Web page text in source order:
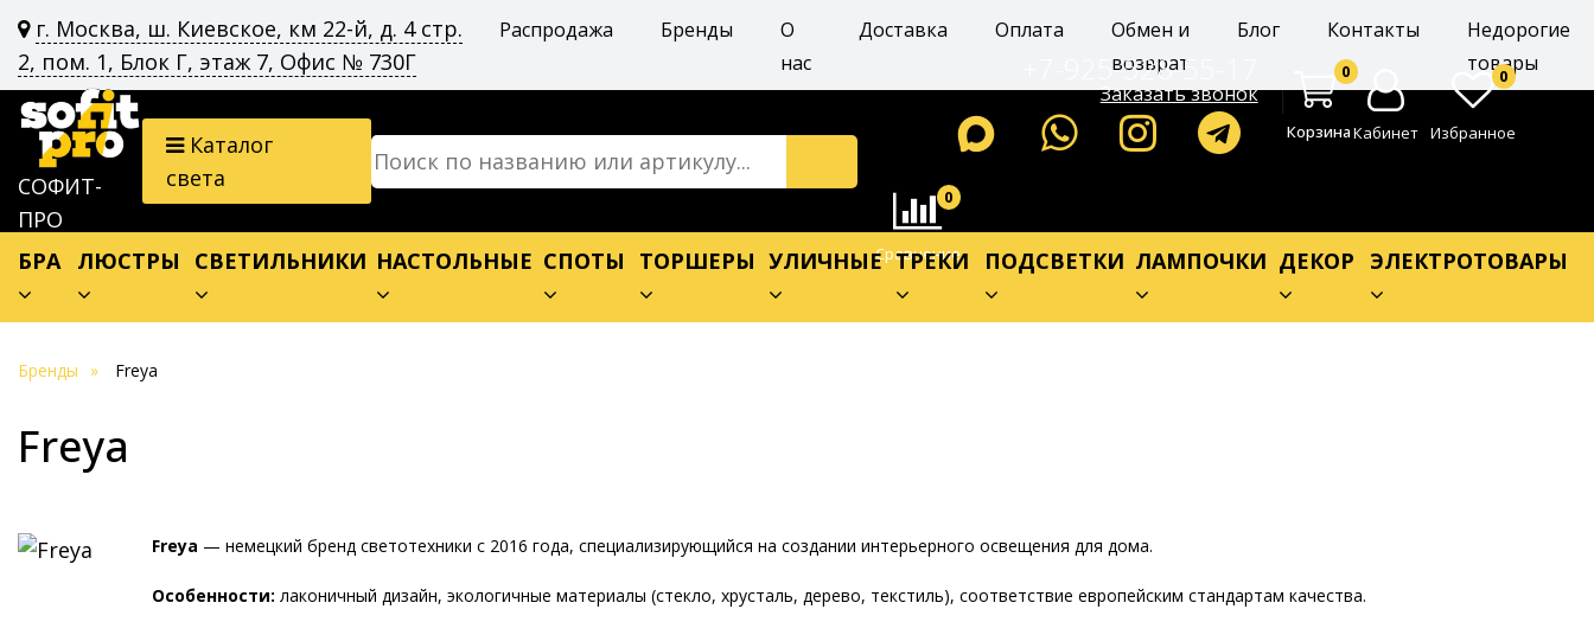
г. Москва, ш. Киевское, км 22-й, д. 4 стр.
2, пом. 1, Блок Г, этаж 7, Офис № 730Г
Распродажа Бренды
О
нас
Доставка Оплата
Обмен и
возврат
Блог Контакты
Недорогие
товары
СОФИТ-
ПРО
Каталог
света
+7-925-528-55-17
Заказать звонок
0
КорзинаКабинет
0
Избранное
0
Сравнение
БРА ЛЮСТРЫ СВЕТИЛЬНИКИ НАСТОЛЬНЫЕ СПОТЫ ТОРШЕРЫ УЛИЧНЫЕ ТРЕКИ ПОДСВЕТКИ ЛАМПОЧКИ ДЕКОР ЭЛЕКТРОТОВАРЫ
Бренды Freya
Freya
Freya — немецкий бренд светотехники с 2016 года, специализирующийся на создании интерьерного освещения для дома.
Особенности: лаконичный дизайн, экологичные материалы (стекло, хрусталь, дерево, текстиль), соответствие европейским стандартам качества.